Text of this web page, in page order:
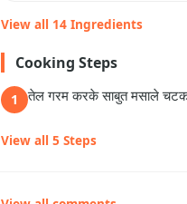
View all 14 Ingredients
Cooking Steps
1 तेल गरम करके साबुत मसाले
View all 5 Steps